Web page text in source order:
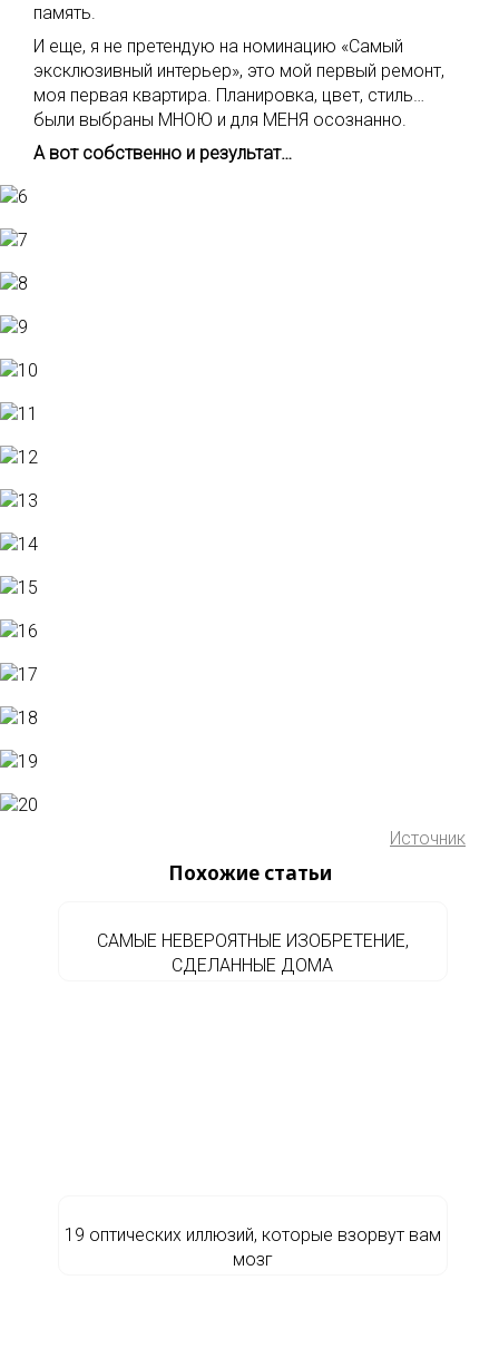
память.
И еще, я не претендую на номинацию «Самый
эксклюзивный интерьер», это мой первый ремонт,
моя первая квартира. Планировка, цвет, стиль…
были выбраны МНОЮ и для МЕНЯ осознанно.
А вот собственно и результат…
Источник
Похожие статьи
САМЫЕ НЕВЕРОЯТНЫЕ ИЗОБРЕТЕНИЕ,
СДЕЛАННЫЕ ДОМА
19 оптических иллюзий, которые взорвут вам
мозг